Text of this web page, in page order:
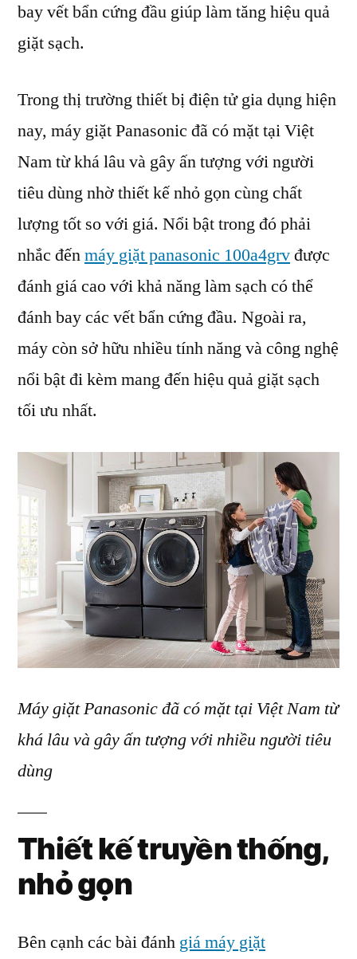
bay vết bẩn cứng đầu giúp làm tăng hiệu quả
giặt sạch.
Trong thị trường thiết bị điện tử gia dụng hiện
nay, máy giặt Panasonic đã có mặt tại Việt
Nam từ khá lâu và gây ấn tượng với người
tiêu dùng nhờ thiết kế nhỏ gọn cùng chất
lượng tốt so với giá. Nổi bật trong đó phải
nhắc đếnmáy giặt panasonic 100a4grvđược
đánh giá cao với khả năng làm sạch có thể
đánh bay các vết bẩn cứng đầu. Ngoài ra,
máy còn sở hữu nhiều tính năng và công nghệ
nổi bật đi kèm mang đến hiệu quả giặt sạch
tối ưu nhất.
Máy giặt Panasonic đã có mặt tại Việt Nam từ
khá lâu và gây ấn tượng với nhiều người tiêu
dùng
Thiết kế truyền thống,
nhỏ gọn
Bên cạnh các bài đánh giá máy giặt